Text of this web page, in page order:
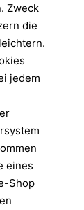
Zweck
die
jedem
eines
Shop